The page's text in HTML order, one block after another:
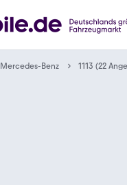
Mercedes-Benz 1113 (22